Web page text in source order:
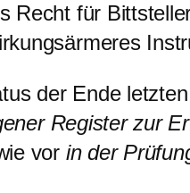
für
der Ende
Register zur
vor in der